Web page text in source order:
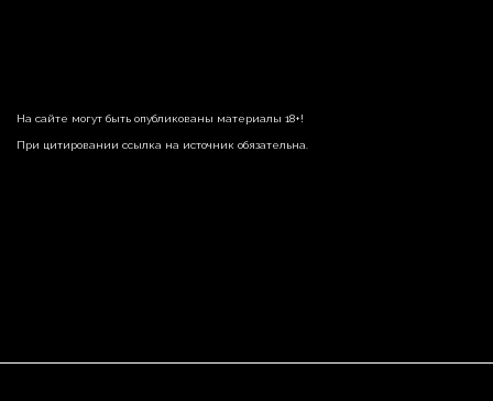
На сайте могут быть опубликованы материалы 18+!
При цитировании ссылка на источник обязательна.